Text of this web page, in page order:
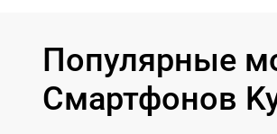
Популярные
Смартфонов